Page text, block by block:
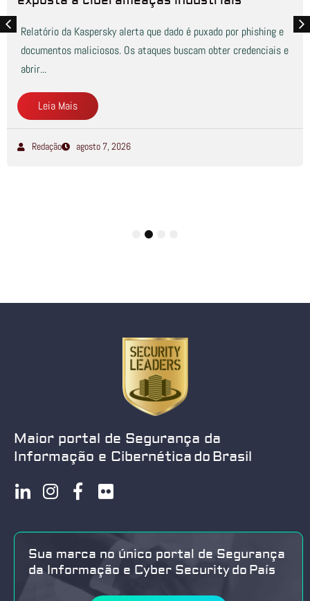
Relatório da Kaspersky alerta que dado é puxado por phishing e
documentos maliciosos. Os ataques buscam obter credenciais e
abrir...
Leia Mais
Redação agosto 7, 2026
Maior portal de Segurança da
Informação e Cibernética do Brasil
Sua marca no único portal de Segurança
da Informação e Cyber Security do País